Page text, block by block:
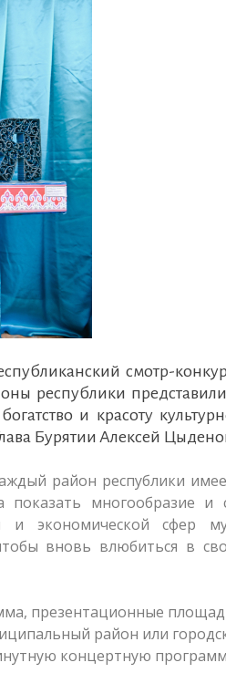
смотр-
республики
и красоту
Бурятии Алексей
район республики
многообразие и
экономической сфер
вновь влюбиться в
презентационные
район или
концертную